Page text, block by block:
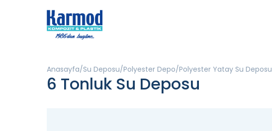
Anasayfa Su Deposu Polyester Depo Polyester Yatay Su Deposu
6 Tonluk Su Deposu